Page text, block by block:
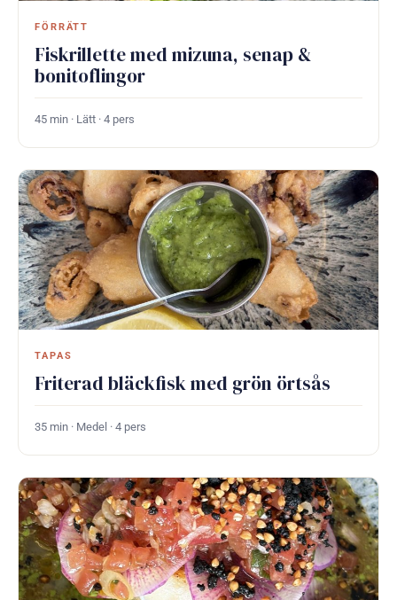
FÖRRÄTT
Fiskrillette med mizuna, senap &
bonitoflingor
45 min · Lätt · 4 pers
TAPAS
Friterad bläckfisk med grön örtsås
35 min · Medel · 4 pers